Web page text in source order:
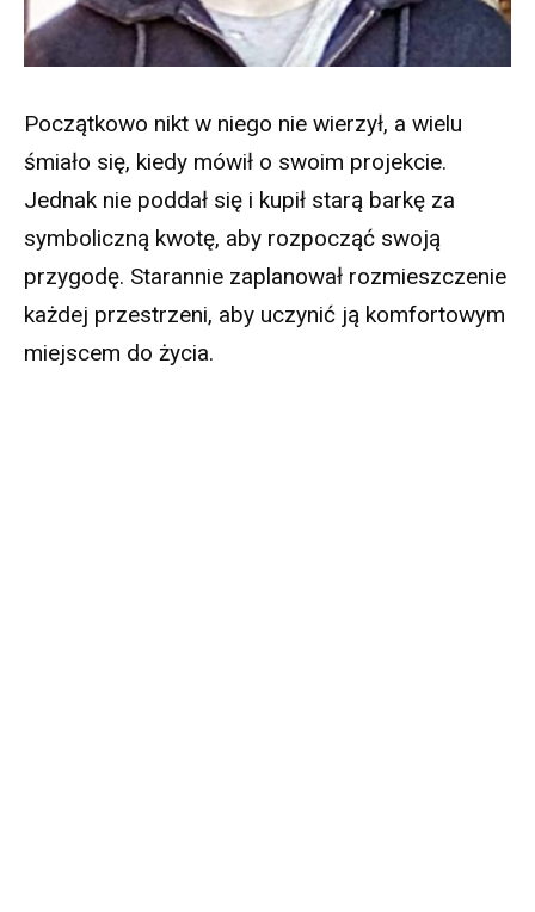
Początkowo nikt w niego nie wierzył, a wielu
śmiało się, kiedy mówił o swoim projekcie.
Jednak nie poddał się i kupił starą barkę za
symboliczną kwotę, aby rozpocząć swoją
przygodę. Starannie zaplanował rozmieszczenie
każdej przestrzeni, aby uczynić ją komfortowym
miejscem do życia.